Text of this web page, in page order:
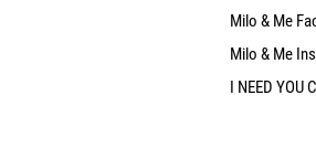
Milo & Me
Milo & Me
I NEED YOU